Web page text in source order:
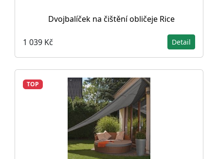
Dvojbalíček na čištění obličeje Rice
1 039 Kč Detail
TOP